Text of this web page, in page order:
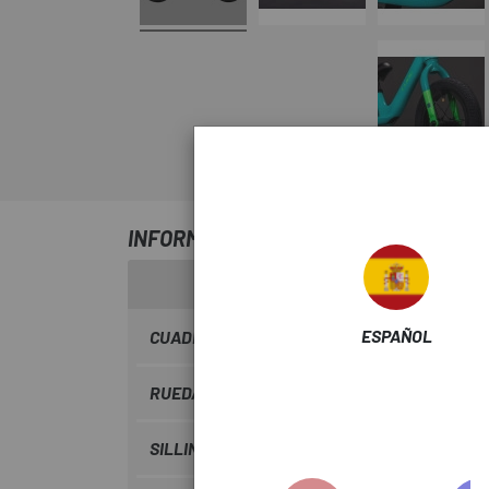
INFORMACIÓN SOBRE BICICLETA
CUADRO Magnesium One Piece Technology
RUEDAS
SILLIN
ESPAÑOL